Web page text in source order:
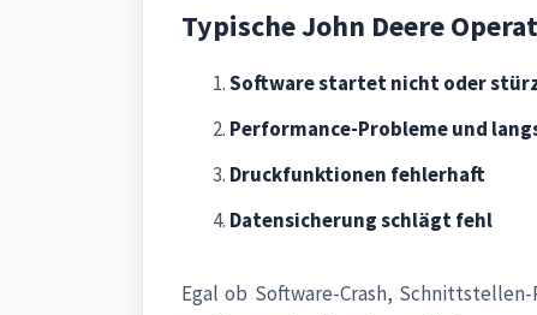
Typische John Deere
Software startet nicht oder
Performance-Probleme und
Druckfunktionen fehlerhaft
Datensicherung schlägt fehl
Egal ob Software-Crash,